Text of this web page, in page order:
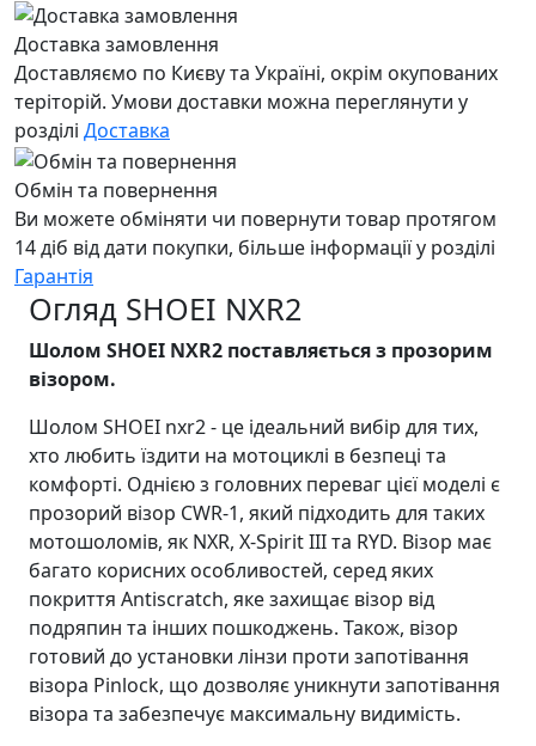
Доставка замовлення
Доставляємо по Києву та Україні, окрім окупованих
теріторій. Умови доставки можна переглянути у
розділі Доставка
Обмін та повернення
Ви можете обміняти чи повернути товар протягом
14 діб від дати покупки, більше інформації у розділі
Гарантія
Огляд SHOEI NXR2
Шолом SHOEI NXR2 поставляється з прозорим
візором.
Шолом SHOEI nxr2 - це ідеальний вибір для тих,
хто любить їздити на мотоциклі в безпеці та
комфорті. Однією з головних переваг цієї моделі є
прозорий візор CWR-1, який підходить для таких
мотошоломів, як NXR, X-Spirit III та RYD. Візор має
багато корисних особливостей, серед яких
покриття Antiscratch, яке захищає візор від
подряпин та інших пошкоджень. Також, візор
готовий до установки лінзи проти запотівання
візора Pinlock, що дозволяє уникнути запотівання
візора та забезпечує максимальну видимість.